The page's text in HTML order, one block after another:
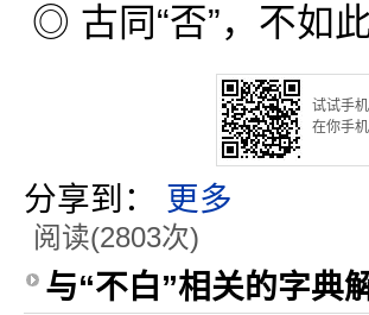
◎ 古同“否”，不如此
试试手
在你手
分享到： 更多
阅读(2803次)
与“不白”相关的字典